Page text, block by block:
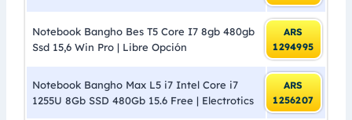
Notebook Bangho Bes T5 Core I7 8gb 480gb
Ssd 15,6 Win Pro | Libre Opción
ARS
1294995
Notebook Bangho Max L5 i7 Intel Core i7
1255U 8Gb SSD 480Gb 15.6 Free | Electrotics
ARS
1256207